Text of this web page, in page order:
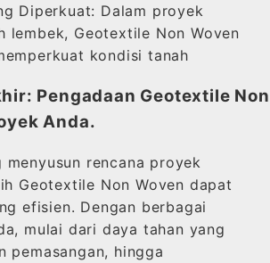
Diperkuat: Dalam proyek
lembek, Geotextile Non Woven
kondisi tanah
Pengadaan Geotextile Non
Anda.
rencana proyek
Geotextile Non Woven dapat
efisien. Dengan berbagai
mulai dari daya tahan yang
pemasangan, hingga